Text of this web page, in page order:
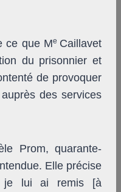
ce que Me Caillavet
du prisonnier et
de provoquer
auprès des services
Prom, quarante-
Elle précise
je lui ai remis [à